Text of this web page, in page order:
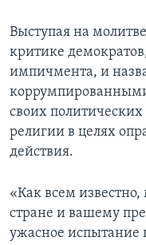
Выступая на
критике
импичмента, и
своих
религии в целях
действия.
«Как всем
стране и вашему
ужасное испытание